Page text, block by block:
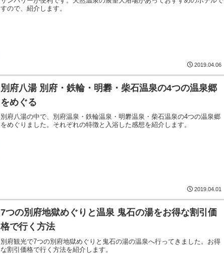
すので、紹介します。
2019.04.06
別府八湯 別府・鉄輪・明礬・柴石温泉の4つの温泉郷
をめぐる
別府八湯の中で、別府温泉・鉄輪温泉・明礬温泉・柴石温泉の4つの温泉郷
をめぐりました。それぞれの特徴と入浴した感想を紹介します。
2019.04.01
7つの別府地獄めぐりと温泉 鬼石の湯をお得な割引価
格で行く方法
別府観光で7つの別府地獄めぐりと鬼石の湯の温泉へ行ってきました。お得
な割引価格で行く方法を紹介します。